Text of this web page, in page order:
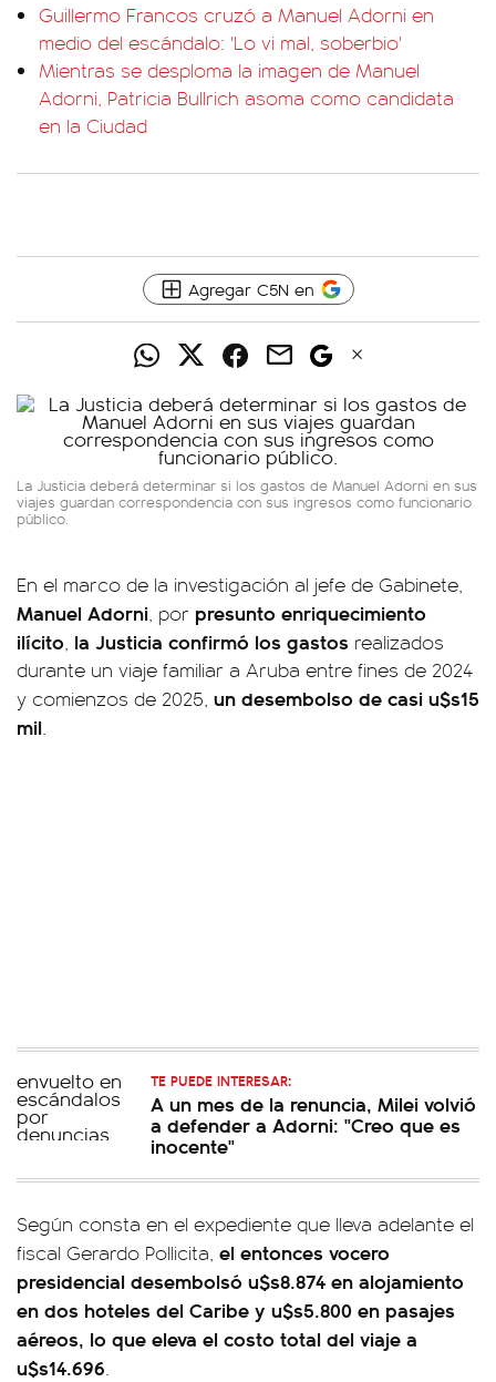
Guillermo Francos cruzó a Manuel Adorni en
medio del escándalo: 'Lo vi mal, soberbio'
Mientras se desploma la imagen de Manuel
Adorni, Patricia Bullrich asoma como candidata
en la Ciudad
Agregar C5N en
La Justicia deberá determinar si los gastos de Manuel Adorni en sus
viajes guardan correspondencia con sus ingresos como funcionario
público.
En el marco de la investigación al jefe de Gabinete,
Manuel Adorni, por presunto enriquecimiento
ilícito, la Justicia confirmó los gastos realizados
durante un viaje familiar a Aruba entre fines de 2024
y comienzos de 2025, un desembolso de casi u$s15
mil.
TE PUEDE INTERESAR:
A un mes de la renuncia, Milei volvió
a defender a Adorni: "Creo que es
inocente"
Según consta en el expediente que lleva adelante el
fiscal Gerardo Pollicita, el entonces vocero
presidencial desembolsó u$s8.874 en alojamiento
en dos hoteles del Caribe y u$s5.800 en pasajes
aéreos, lo que eleva el costo total del viaje a
u$s14.696.